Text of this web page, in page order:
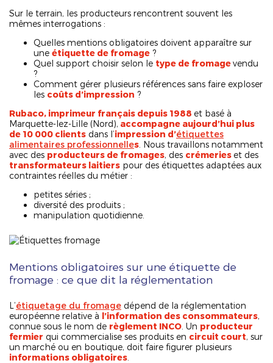
Sur le terrain, les producteurs rencontrent souvent les
mêmes interrogations :
Quelles mentions obligatoires doivent apparaître sur
une étiquette de fromage ?
Quel support choisir selon le type de fromagevendu
?
Comment gérer plusieurs références sans faire exploser
les coûts d’impression ?
Rubaco, imprimeur français depuis 1988 et basé à
Marquette-lez-Lille (Nord), accompagne aujourd’hui plus
de 10 000 clients dans l’impression d’étiquettes
alimentaires professionnelles . Nous travaillons notamment
avec des producteurs de fromages, des crémeries et des
transformateurs laitiers pour des étiquettes adaptées aux
contraintes réelles du métier :
petites séries ;
diversité des produits ;
manipulation quotidienne.
Mentions obligatoires sur une étiquette de
fromage : ce que dit la réglementation
L’étiquetage du fromage dépend de la réglementation
européenne relative à l’information des consommateurs,
connue sous le nom de règlement INCO . Un producteur
fermier qui commercialise ses produits en circuit court, sur
un marché ou en boutique, doit faire figurer plusieurs
informations obligatoires